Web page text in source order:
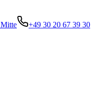
+49 30 20 67 39 30